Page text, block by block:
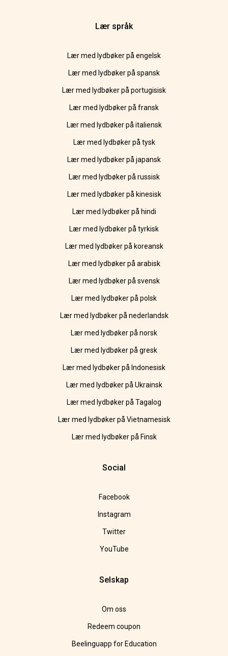
Lær språk
Lær med lydbøker på engelsk
Lær med lydbøker på spansk
Lær med lydbøker på portugisisk
Lær med lydbøker på fransk
Lær med lydbøker på italiensk
Lær med lydbøker på tysk
Lær med lydbøker på japansk
Lær med lydbøker på russisk
Lær med lydbøker på kinesisk
Lær med lydbøker på hindi
Lær med lydbøker på tyrkisk
Lær med lydbøker på koreansk
Lær med lydbøker på arabisk
Lær med lydbøker på svensk
Lær med lydbøker på polsk
Lær med lydbøker på nederlandsk
Lær med lydbøker på norsk
Lær med lydbøker på gresk
Lær med lydbøker på Indonesisk
Lær med lydbøker på Ukrainsk
Lær med lydbøker på Tagalog
Lær med lydbøker på Vietnamesisk
Lær med lydbøker på Finsk
Social
Facebook
Instagram
Twitter
YouTube
Selskap
Om oss
Redeem coupon
Beelinguapp for Education